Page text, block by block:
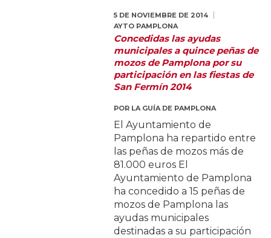
5 DE NOVIEMBRE DE 2014
AYTO PAMPLONA
Concedidas las ayudas
municipales a quince peñas de
mozos de Pamplona por su
participación en las fiestas de
San Fermín 2014
POR LA GUÍA DE PAMPLONA
El Ayuntamiento de
Pamplona ha repartido entre
las peñas de mozos más de
81.000 euros El
Ayuntamiento de Pamplona
ha concedido a 15 peñas de
mozos de Pamplona las
ayudas municipales
destinadas a su participación